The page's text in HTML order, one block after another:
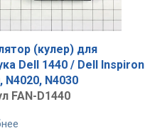
(кулер) для
Dell 1440 / Dell Inspiron
N4020, N4030
FAN-D1440